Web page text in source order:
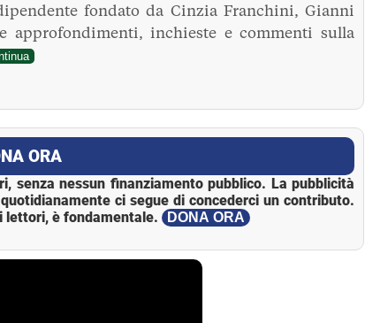
fondato da Cinzia Franchini, Gianni
approfondimenti, inchieste e commenti sulla
ORA
senza nessun finanziamento pubblico. La pubblicità
ci segue di concederci un contributo.
lettori, è fondamentale.
DONA ORA